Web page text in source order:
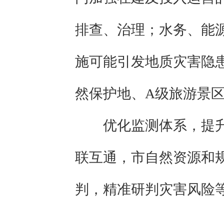
排查、治理；水务、能
施可能引发地质灾害隐
然保护地、A级旅游景
优化监测体系，提
联互通，市自然资源和
判，精准研判灾害风险